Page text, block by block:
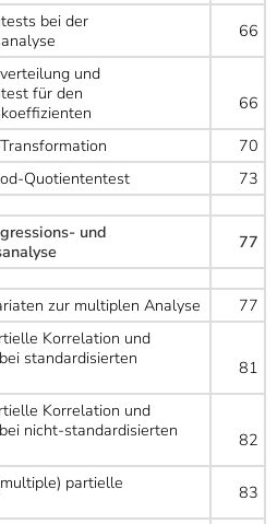
bei der
66
und
für den
66
70
Quotiententest 73
und
77
zur multiplen Analyse 77
Korrelation und
standardisierten
81
Korrelation und
nicht-standardisierten
82
partielle
83